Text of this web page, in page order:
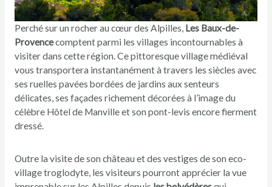
Perché sur un rocher au cœur des Alpilles, Les Baux-de-
Provencecomptent parmi les villages incontournables à
visiter dans cette région. Ce pittoresque village médiéval
vous transportera instantanément à travers les siècles avec
ses ruelles pavées bordées de jardins aux senteurs
délicates, ses façades richement décorées à l’image du
célèbre Hôtel de Manville et son pont-levis encore fierment
dressé.
Outre la visite de son château et des vestiges de son eco-
village troglodyte, les visiteurs pourront apprécier la vue